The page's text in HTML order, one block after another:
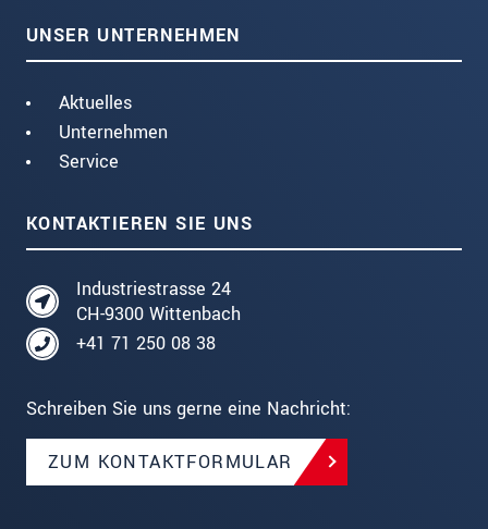
UNSER UNTERNEHMEN
Aktuelles
Unternehmen
Service
KONTAKTIEREN SIE UNS
Industriestrasse 24
CH-9300 Wittenbach
+41 71 250 08 38
Schreiben Sie uns gerne eine Nachricht:
ZUM KONTAKTFORMULAR